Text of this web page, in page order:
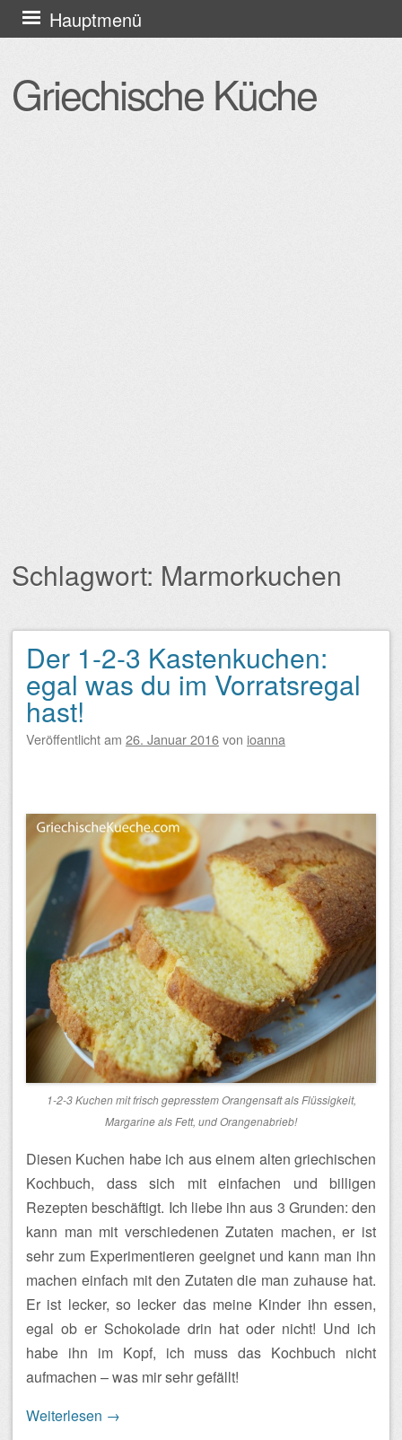
Griechische Küche
Hauptmenü
Zum
Inhalt
Schlagwort: Marmorkuchen
Beitragsnavigation
Der 1-2-3 Kastenkuchen:
egal was du im Vorratsregal
hast!
Veröffentlicht am 26. Januar 2016von ioanna
1-2-3 Kuchen mit frisch gepresstem Orangensaft als Flüssigkeit,
Margarine als Fett, und Orangenabrieb!
Diesen Kuchen habe ich aus einem alten griechischen
Kochbuch, dass sich mit einfachen und billigen
Rezepten beschäftigt. Ich liebe ihn aus 3 Grunden: den
kann man mit verschiedenen Zutaten machen, er ist
sehr zum Experimentieren geeignet und kann man ihn
machen einfach mit den Zutaten die man zuhause hat.
Er ist lecker, so lecker das meine Kinder ihn essen,
egal ob er Schokolade drin hat oder nicht! Und ich
habe ihn im Kopf, ich muss das Kochbuch nicht
aufmachen – was mir sehr gefällt!
Weiterlesen →